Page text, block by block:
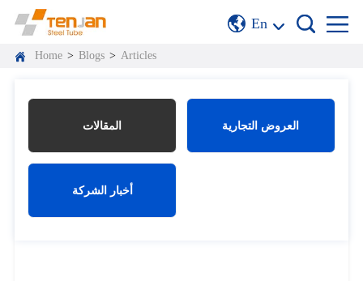
En
Home > Blogs > Articles
المقالات العروض التجارية
أخبار الشركة